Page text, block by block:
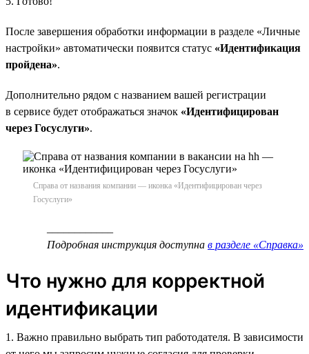
После завершения обработки информации в разделе «Личные
настройки» автоматически появится статус «Идентификация
пройдена».
Дополнительно рядом с названием вашей регистрации
в сервисе будет отображаться значок «Идентифицирован
через Госуслуги».
Справа от названия компании — иконка «Идентифицирован через
Госуслуги»
Подробная инструкция доступна в разделе «Справка»
Что нужно для корректной
идентификации
1. Важно правильно выбрать тип работодателя. В зависимости